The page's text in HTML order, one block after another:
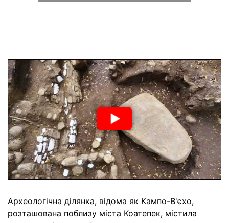
Археологічна ділянка, відома як Кампо-В'єхо,
розташована поблизу міста Коатепек, містила